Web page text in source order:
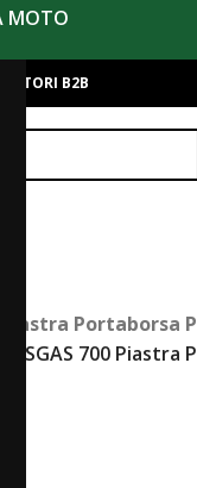
MOTO
B2B
Piastra Portaborsa
700